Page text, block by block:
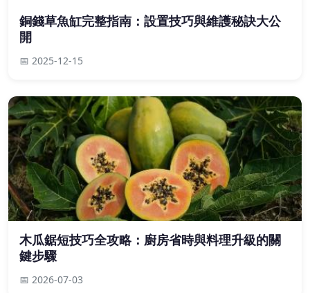
銅錢草魚缸完整指南：設置技巧與維護秘訣大公
開
📅 2025-12-15
木瓜鋸短技巧全攻略：廚房省時與料理升級的關
鍵步驟
📅 2026-07-03